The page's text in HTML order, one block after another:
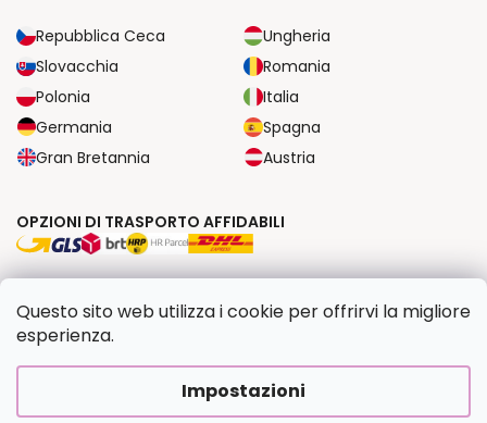
Questo sito web utilizza i cookie per offrirvi la migliore
esperienza.
Impostazioni
Repubblica Ceca
Ungheria
Slovacchia
Romania
Polonia
Italia
Germania
Spagna
Gran Bretannia
Austria
OPZIONI DI TRASPORTO AFFIDABILI
Creato da Shoptet Premium|UpraviloFV STUDIO
Copyright 2026 Dipingilo.it . Tutti i diritti riservati.